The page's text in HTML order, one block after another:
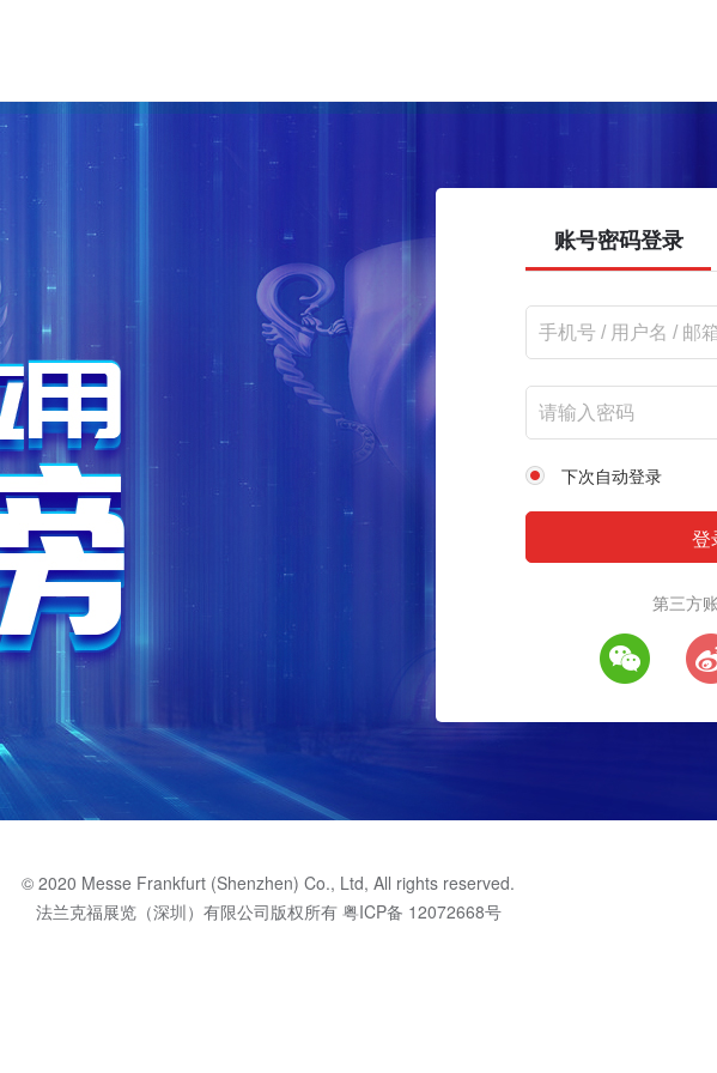
账号密码登录
下次自动登录
第三方
© 2020 Messe Frankfurt (Shenzhen) Co., Ltd, All rights reserved.
法兰克福展览（深圳）有限公司版权所有 粤ICP备 12072668号